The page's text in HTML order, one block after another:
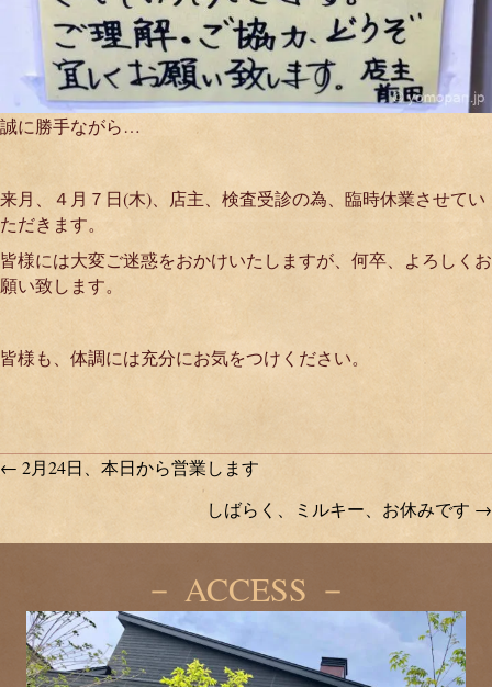
誠に勝手ながら…
来月、４月７日(木)、店主、検査受診の為、臨時休業させてい
ただきます。
皆様には大変ご迷惑をおかけいたしますが、何卒、よろしくお
願い致します。
皆様も、体調には充分にお気をつけください。
Posts
← 2月24日、本日から営業します
しばらく、ミルキー、お休みです →
－ ACCESS －